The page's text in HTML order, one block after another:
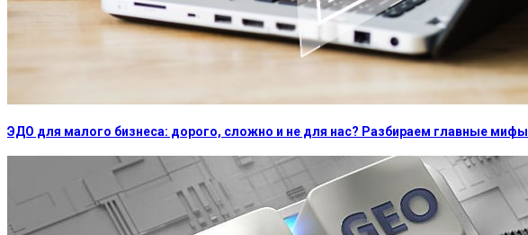
ЭДО для малого бизнеса: дорого, сложно и не для нас? Разбираем главные мифы